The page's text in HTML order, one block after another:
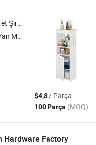
Rafı
$4,8/ Parça
100 Parça (MOQ)
Hardware Factory